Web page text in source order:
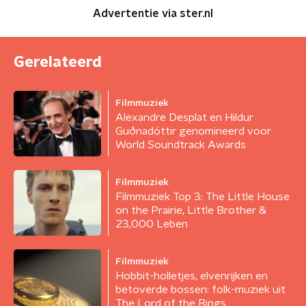
Advertentie via ster.nl
Gerelateerd
Filmmuziek
Alexandre Desplat en Hildur
Guðnadóttir genomineerd voor
World Soundtrack Awards
Filmmuziek
Filmmuziek Top 3: The Little House
on the Prairie, Little Brother &
23,000 Leben
Filmmuziek
Hobbit-holletjes, elvenrijken en
betoverde bossen: folk-muziek uit
The Lord of the Rings